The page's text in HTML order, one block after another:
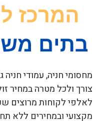
מחסומי חניה, עמודי
צורך ולכל מטרה במחיר
לאלפי לקוחות מרוצים
מקצועי ובמחירים ללא